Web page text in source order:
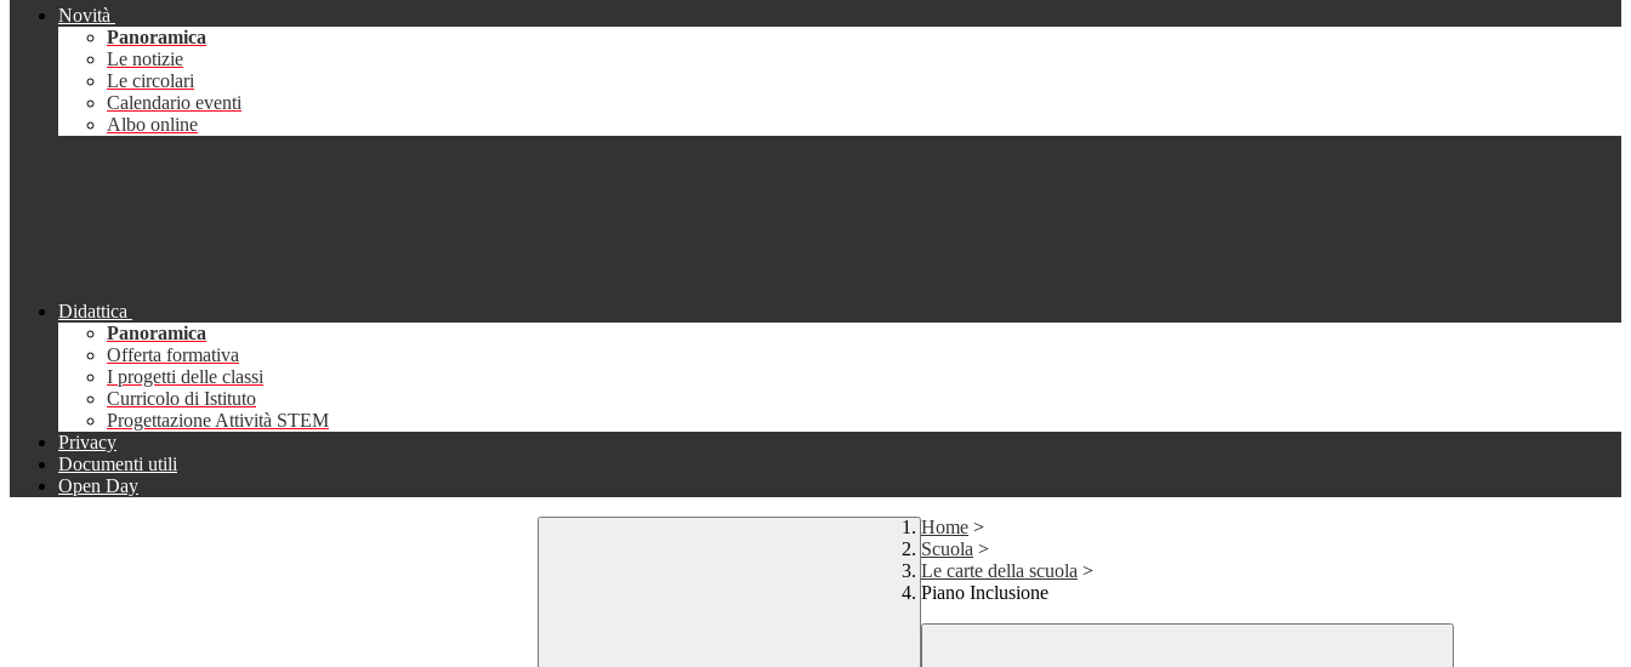
Novità
Panoramica
Le notizie
Le circolari
Calendario eventi
Albo online
Didattica
Panoramica
Offerta formativa
I progetti delle classi
Curricolo di Istituto
Progettazione Attività STEM
Privacy
Documenti utili
Open Day
Home >
Scuola >
Le carte della scuola >
Piano Inclusione